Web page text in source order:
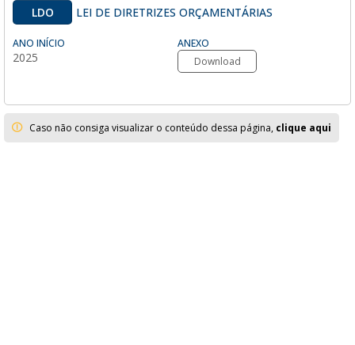
LDO LEI DE DIRETRIZES ORÇAMENTÁRIAS
ANO INÍCIO
2025
ANEXO
Download
Caso não consiga visualizar o conteúdo dessa página, clique aqui